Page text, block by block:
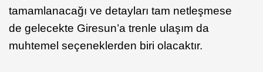
tamamlanacağı ve detayları tam netleşmese
de gelecekte Giresun’a trenle ulaşım da
muhtemel seçeneklerden biri olacaktır.